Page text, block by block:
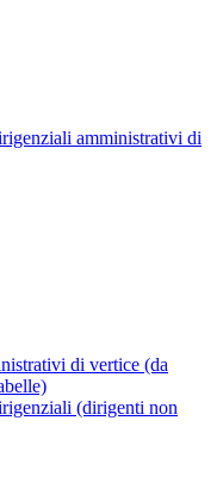
amministrativi di
di vertice (da
(dirigenti non